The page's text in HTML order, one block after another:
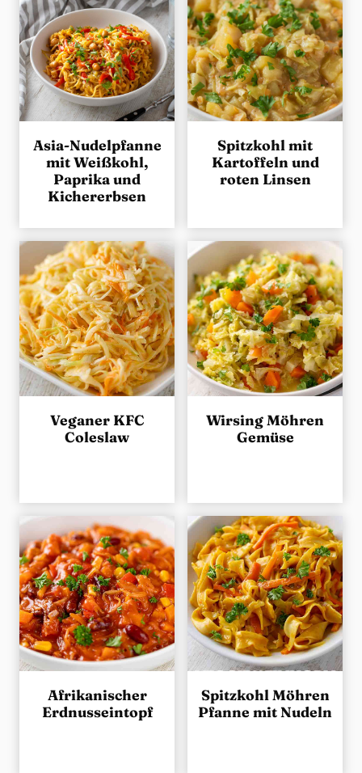
Asia-Nudelpfanne
mit Weißkohl,
Paprika und
Kichererbsen
Spitzkohl mit
Kartoffeln und
roten Linsen
Veganer KFC
Coleslaw
Wirsing Möhren
Gemüse
Afrikanischer
Erdnusseintopf
Spitzkohl Möhren
Pfanne mit Nudeln